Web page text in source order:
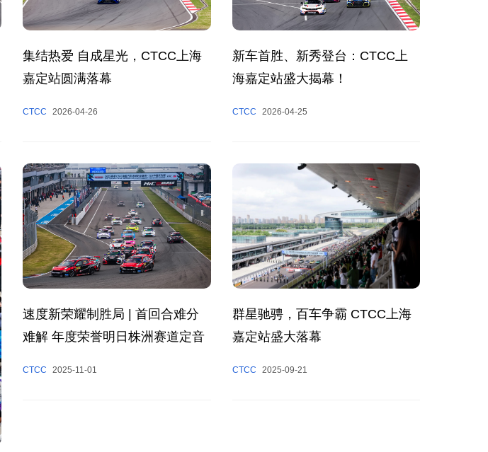
集结热爱 自成星光，CTCC上海
嘉定站圆满落幕
CTCC 2026-04-26
新车首胜、新秀登台：CTCC上
海嘉定站盛大揭幕！
CTCC 2026-04-25
速度新荣耀制胜局 | 首回合难分
难解 年度荣誉明日株洲赛道定音
CTCC 2025-11-01
群星驰骋，百车争霸 CTCC上海
嘉定站盛大落幕
CTCC 2025-09-21